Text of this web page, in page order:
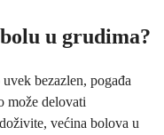
u grudima?
bezazlen, pogađa
može delovati
većina bolova u